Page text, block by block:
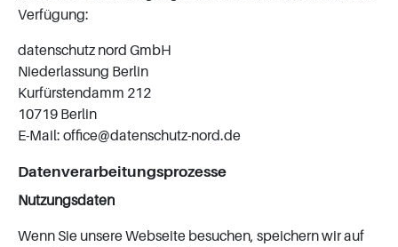
Verfügung:
datenschutz nord GmbH
Niederlassung Berlin
Kurfürstendamm 212
10719 Berlin
E-Mail: office@datenschutz-nord.de
Datenverarbeitungsprozesse
Nutzungsdaten
Wenn Sie unsere Webseite besuchen, speichern wir auf